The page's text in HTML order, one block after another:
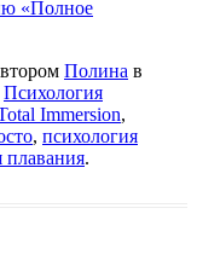
«Полное
Полина в
Психология
Immersion,
, психология
плавания.